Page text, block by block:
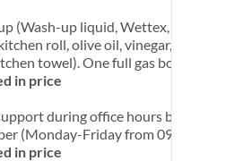
(Wash-up liquid, Wettex, sponge,
roll, olive oil, vinegar, salt,
towel). One full gas bottle and
in price
during office hours by call and
(Monday-Friday from 09.00 to
in price